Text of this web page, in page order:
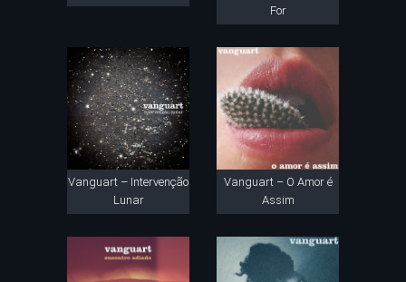
For
Vanguart – Intervenção
Lunar
Vanguart – O Amor é
Assim